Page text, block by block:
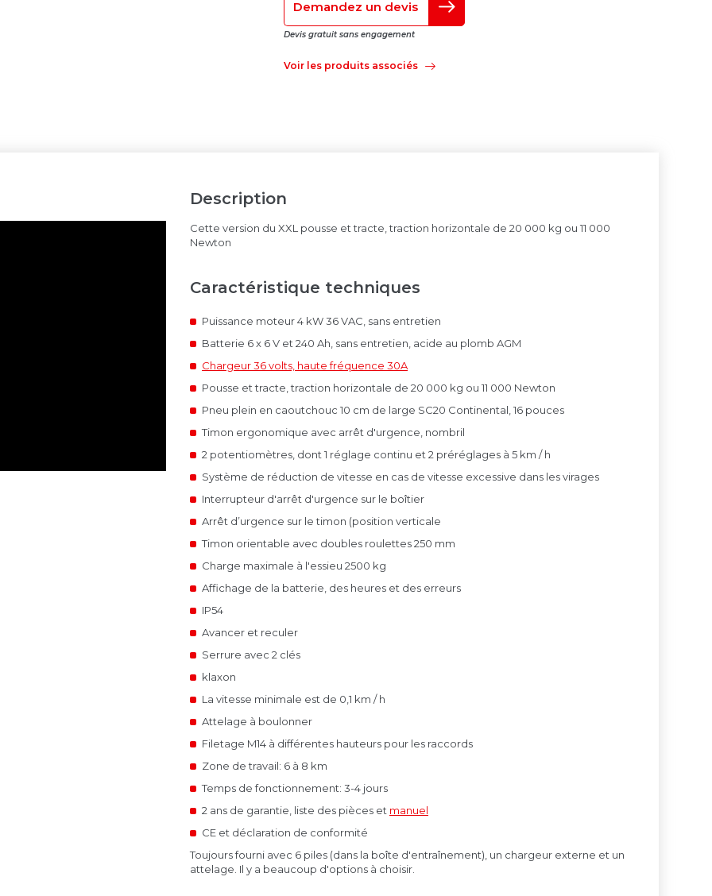
Demandez un devis
Devis gratuit sans engagement
Voir les produits associés
Description
Cette version du XXL pousse et tracte, traction horizontale de 20 000 kg ou 11 000
Newton
Caractéristique techniques
Puissance moteur 4 kW 36 VAC, sans entretien
Batterie 6 x 6 V et 240 Ah, sans entretien, acide au plomb AGM
Chargeur 36 volts, haute fréquence 30A
Pousse et tracte, traction horizontale de 20 000 kg ou 11 000 Newton
Pneu plein en caoutchouc 10 cm de large SC20 Continental, 16 pouces
Timon ergonomique avec arrêt d'urgence, nombril
2 potentiomètres, dont 1 réglage continu et 2 préréglages à 5 km / h
Système de réduction de vitesse en cas de vitesse excessive dans les virages
Interrupteur d'arrêt d'urgence sur le boîtier
Arrêt d’urgence sur le timon (position verticale
Timon orientable avec doubles roulettes 250 mm
Charge maximale à l'essieu 2500 kg
Affichage de la batterie, des heures et des erreurs
IP54
Avancer et reculer
Serrure avec 2 clés
klaxon
La vitesse minimale est de 0,1 km / h
Attelage à boulonner
Filetage M14 à différentes hauteurs pour les raccords
Zone de travail: 6 à 8 km
Temps de fonctionnement: 3-4 jours
2 ans de garantie, liste des pièces et manuel
CE et déclaration de conformité
Toujours fourni avec 6 piles (dans la boîte d'entraînement), un chargeur externe et un
attelage. Il y a beaucoup d'options à choisir.